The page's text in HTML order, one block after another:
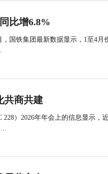
比增6.8%
国铁集团最新数据显示，1至4月
共商共建
）2026年年会上的信息显示，